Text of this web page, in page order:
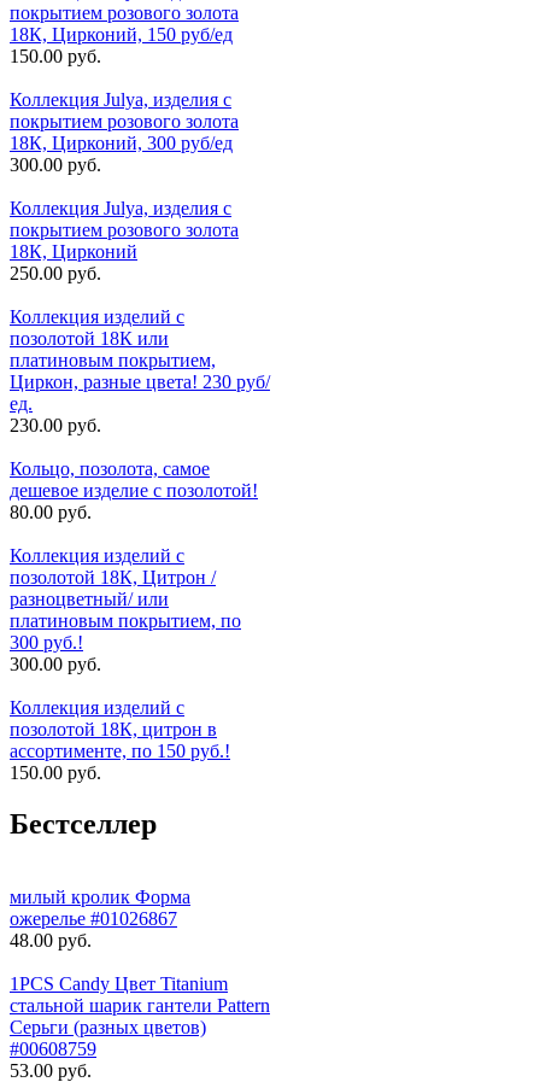
покрытием розового золота
18К, Цирконий, 150 руб/ед
150.00 руб.
Коллекция Julya, изделия с
покрытием розового золота
18К, Цирконий, 300 руб/ед
300.00 руб.
Коллекция Julya, изделия с
покрытием розового золота
18К, Цирконий
250.00 руб.
Коллекция изделий с
позолотой 18К или
платиновым покрытием,
Циркон, разные цвета! 230 руб/
ед.
230.00 руб.
Кольцо, позолота, самое
дешевое изделие с позолотой!
80.00 руб.
Коллекция изделий с
позолотой 18К, Цитрон /
разноцветный/ или
платиновым покрытием, по
300 руб.!
300.00 руб.
Коллекция изделий с
позолотой 18К, цитрон в
ассортименте, по 150 руб.!
150.00 руб.
Бестселлер
милый кролик Форма
ожерелье #01026867
48.00 руб.
1PCS Candy Цвет Titanium
стальной шарик гантели Pattern
Серьги (разных цветов)
#00608759
53.00 руб.